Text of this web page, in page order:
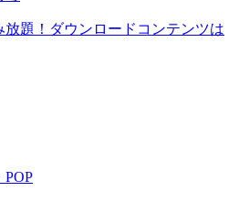
題！ダウンロードコンテンツは
POP